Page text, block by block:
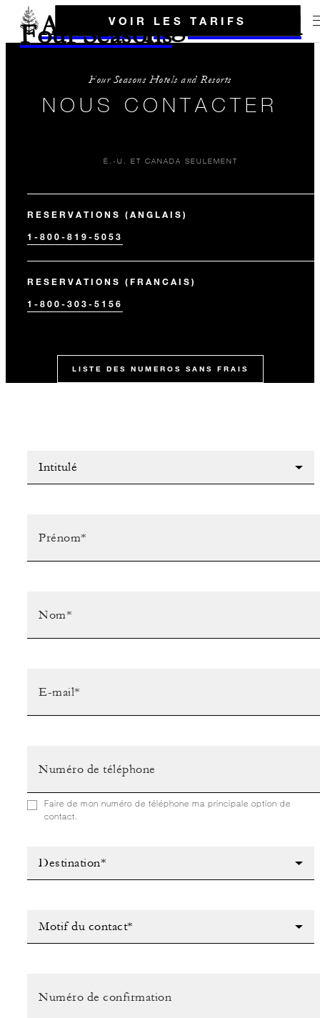
Aller à la page d'accueil
Four SeasonsVOIR LES TARIFS
Four Seasons Hotels and Resorts
NOUS CONTACTER
É.-U. ET CANADA SEULEMENT
RESERVATIONS (ANGLAIS)
1-800-819-5053
RESERVATIONS (FRANCAIS)
1-800-303-5156
LISTE DES NUMEROS SANS FRAIS
Intitulé
Faire de mon numéro de téléphone ma principale option de
contact.
Destination*
Motif du contact*